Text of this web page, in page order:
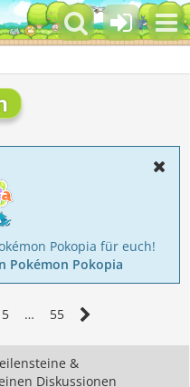
Pokopia für euch!
Pokémon Pokopia
5 … 55
&
Diskussionen